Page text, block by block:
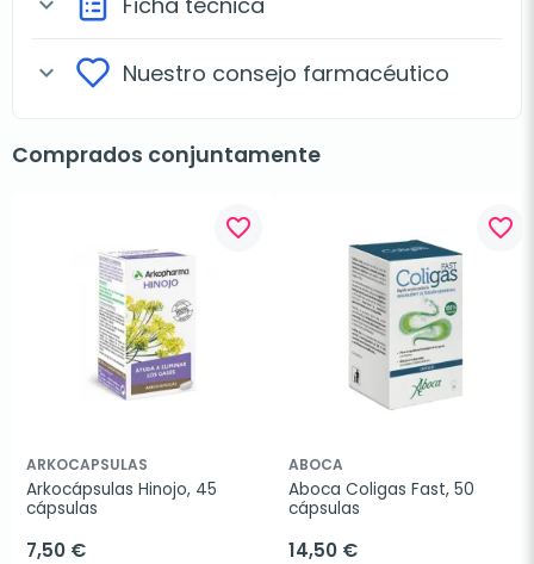
expand_more Nuestro consejo farmacéutico
Comprados conjuntamente
favorite_border
ARKOCAPSULAS
Arkocápsulas Hinojo, 45
cápsulas
7,50 €
favorite_border
ABOCA
Aboca Coligas Fast, 50
cápsulas
14,50 €